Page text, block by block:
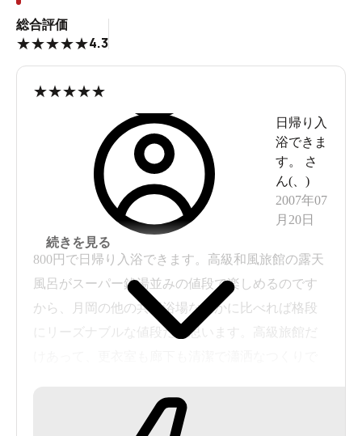
総合評価
★★★★★4.3
★★★★★
日帰り入
浴できま
す。
さ
ん(
)
2007年07
月20日
800円で日帰り入浴できます。高級和風旅館の露天
風呂がスーパー銭湯並みの値段で楽しめるのです
から、月岡の他の共同浴場なんかに比べれば格段
にリーズナブルな値段だと思います。高級旅館だ
り、源泉掛け流しの浴槽もあります。サウナも併
続きを見る